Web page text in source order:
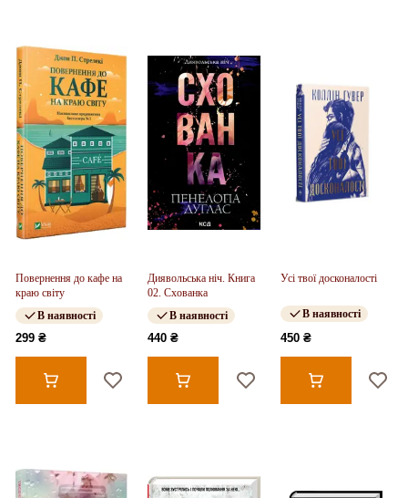
Повернення до кафе на
краю світу
В наявності
299 ₴
Диявольська ніч. Книга
02. Схованка
В наявності
440 ₴
Усі твої досконалості
В наявності
450 ₴